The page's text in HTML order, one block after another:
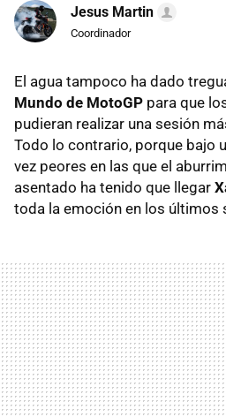
Jesus Martin
Coordinador
El agua tampoco ha dado
Mundo de MotoGP para que
pudieran realizar una sesión
Todo lo contrario, porque bajo
vez peores en las que el
asentado ha tenido que llegar
toda la emoción en los últimos